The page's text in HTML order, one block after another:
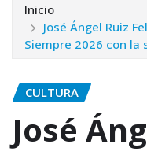
Inicio
José Ángel Ruiz
Siempre 2026 con la
CULTURA
José